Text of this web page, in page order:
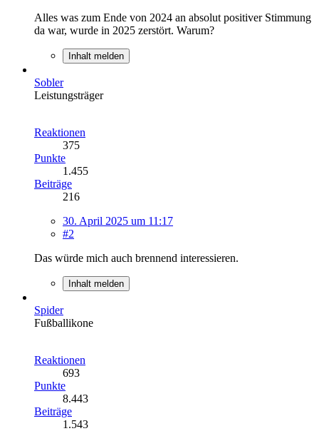
Alles was zum Ende von 2024 an absolut positiver Stimmung
da war, wurde in 2025 zerstört. Warum?
Inhalt melden
Sobler
Leistungsträger
Reaktionen
375
Punkte
1.455
Beiträge
216
30. April 2025 um 11:17
#2
Das würde mich auch brennend interessieren.
Inhalt melden
Spider
Fußballikone
Reaktionen
693
Punkte
8.443
Beiträge
1.543